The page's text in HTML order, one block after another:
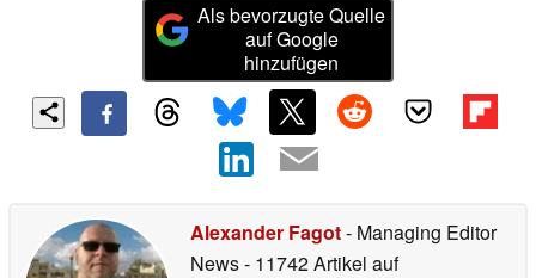
Als bevorzugte Quelle
auf Google
hinzufügen
Alexander Fagot- Managing Editor
News- 11742 Artikel auf